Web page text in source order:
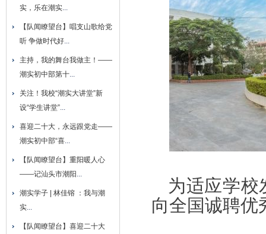
实，乐在潮实...
【队闻瞭望台】唱支山歌给党
听 争做时代好...
主持，我的舞台我做主！——
潮实初中部第十...
关注！我校“潮实大讲堂”新
设“学生讲堂”...
喜迎二十大，永远跟党走——
潮实初中部“喜...
【队闻瞭望台】重阳暖人心
——记汕头市潮阳 ...
潮实学子 | 林佳镕 ：我与潮
实...
【队闻瞭望台】喜迎二十大
为适应学校
向全国诚聘优